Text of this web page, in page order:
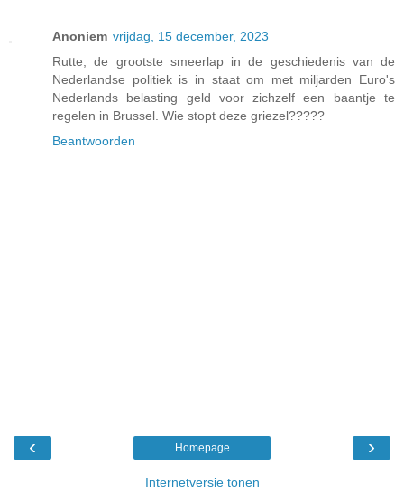
Anoniem vrijdag, 15 december, 2023
Rutte, de grootste smeerlap in de geschiedenis van de
Nederlandse politiek is in staat om met miljarden Euro's
Nederlands belasting geld voor zichzelf een baantje te
regelen in Brussel. Wie stopt deze griezel?????
Beantwoorden
‹ ›
Homepage
Internetversie tonen